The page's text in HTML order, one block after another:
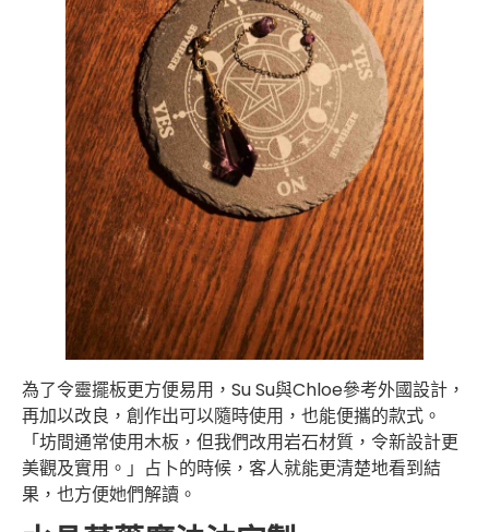
為了令靈擺板更方便易用，Su Su與Chloe參考外國設計，
再加以改良，創作出可以隨時使用，也能便攜的款式。
「坊間通常使用木板，但我們改用岩石材質，令新設計更
美觀及實用。」占卜的時候，客人就能更清楚地看到結
果，也方便她們解讀。